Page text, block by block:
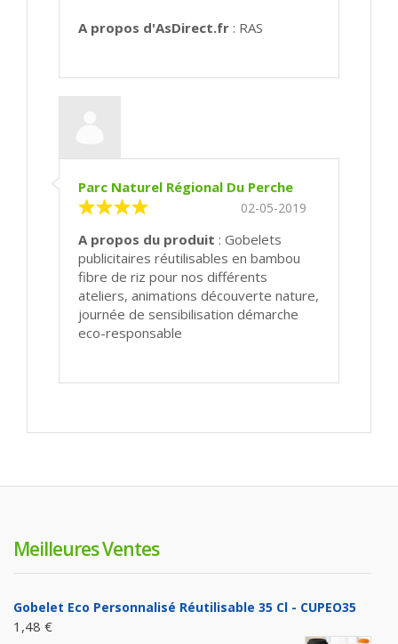
A propos d'AsDirect.fr : RAS
Parc Naturel Régional Du Perche
02-05-2019
A propos du produit : Gobelets
publicitaires réutilisables en bambou
fibre de riz pour nos différents
ateliers, animations découverte nature,
journée de sensibilisation démarche
eco-responsable
Meilleures Ventes
Gobelet Eco Personnalisé Réutilisable 35 Cl - CUPEO35
1,48 €